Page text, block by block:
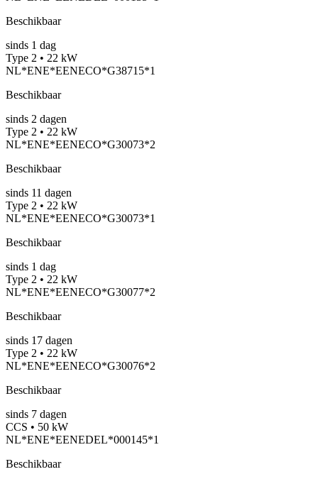
Beschikbaar
sinds 1 dag
Type 2 • 22 kW
NL*ENE*EENECO*G38715*1
Beschikbaar
sinds 2 dagen
Type 2 • 22 kW
NL*ENE*EENECO*G30073*2
Beschikbaar
sinds 11 dagen
Type 2 • 22 kW
NL*ENE*EENECO*G30073*1
Beschikbaar
sinds 1 dag
Type 2 • 22 kW
NL*ENE*EENECO*G30077*2
Beschikbaar
sinds 17 dagen
Type 2 • 22 kW
NL*ENE*EENECO*G30076*2
Beschikbaar
sinds 7 dagen
CCS • 50 kW
NL*ENE*EENEDEL*000145*1
Beschikbaar